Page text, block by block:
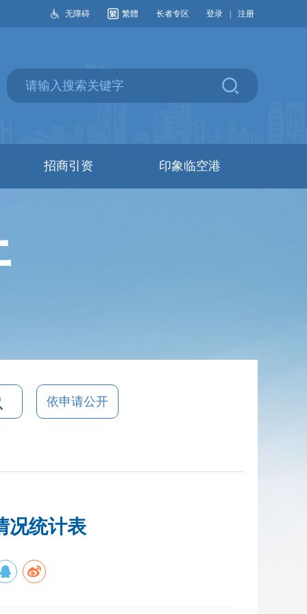
无障碍 繁體 长者专区 登录 注册
招商引资 印象临空港
依申请公开
况统计表